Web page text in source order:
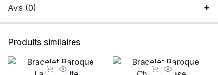
Avis (0)
Produits similaires